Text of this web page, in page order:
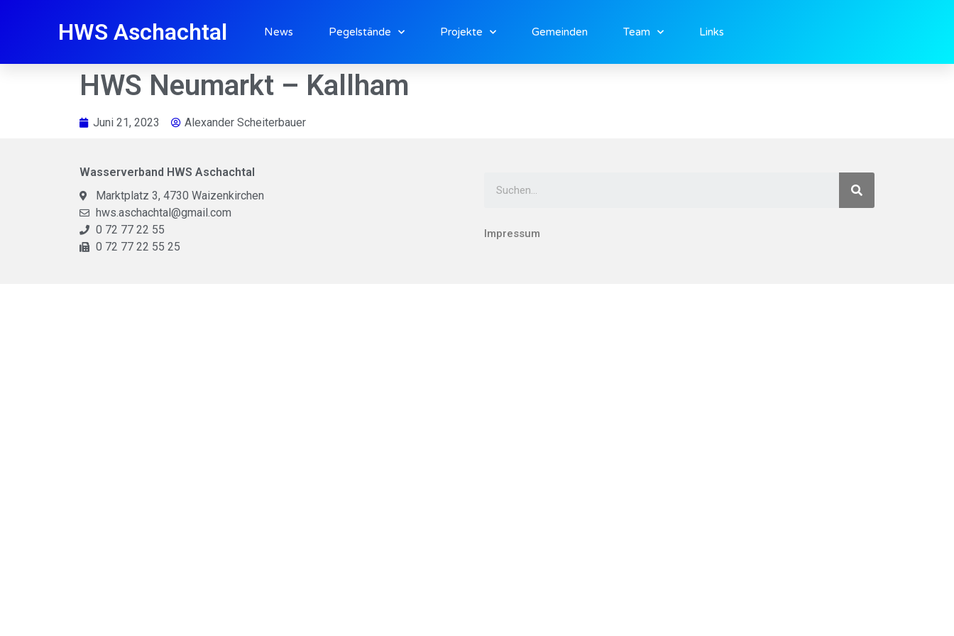
HWS Aschachtal News Pegelstände Projekte Gemeinden Team Links
HWS Neumarkt – Kallham
Juni 21, 2023 Alexander Scheiterbauer
Wasserverband HWS Aschachtal
Marktplatz 3, 4730 Waizenkirchen
hws.aschachtal@gmail.com
0 72 77 22 55
0 72 77 22 55 25
Impressum